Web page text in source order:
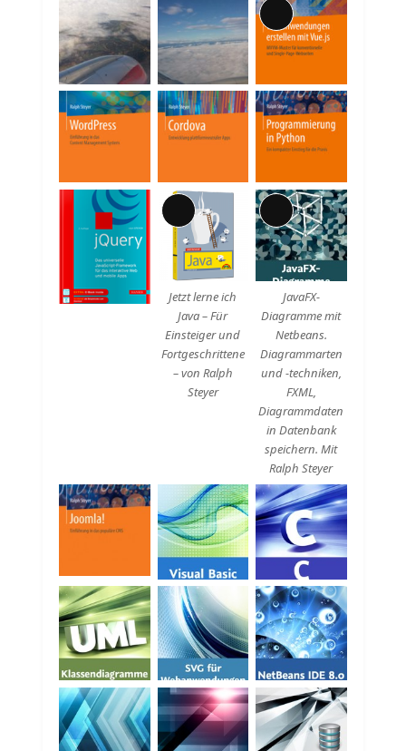
Lange
Beschreibung
Lange
Beschreibung
Jetzt lerne ich
Java – Für
Einsteiger und
Fortgeschrittene
– von Ralph
Steyer
Lange
Beschreibung
JavaFX-
Diagramme mit
Netbeans.
Diagrammarten
und -techniken,
FXML,
Diagrammdaten
in Datenbank
speichern. Mit
Ralph Steyer